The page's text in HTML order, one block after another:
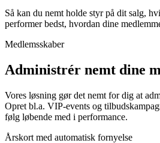
Så kan du nemt holde styr på dit salg,
performer bedst, hvordan dine
Medlemsskaber
Administrér nemt dine
Vores løsning gør det nemt for dig at
Opret bl.a. VIP-events og
følg løbende med i performance.
Årskort med automatisk fornyelse